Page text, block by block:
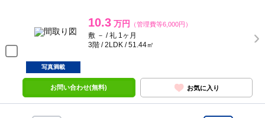
10.3 万円 （管理費等6,000円）
敷 － / 礼 1ヶ月
3階 / 2LDK / 51.44㎡
写真満載
お問い合わせ(無料) お気に入り